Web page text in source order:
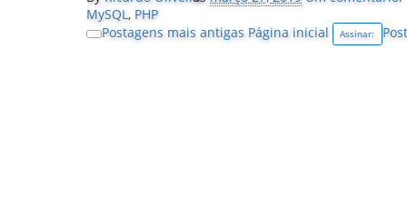
MySQL, PHP
Postagens mais antigas Página inicial Assinar: